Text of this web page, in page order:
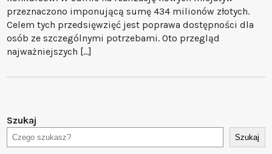
przeznaczono imponującą sumę 434 milionów złotych.
Celem tych przedsięwzięć jest poprawa dostępności dla
osób ze szczególnymi potrzebami. Oto przegląd
najważniejszych […]
Szukaj
Szukaj